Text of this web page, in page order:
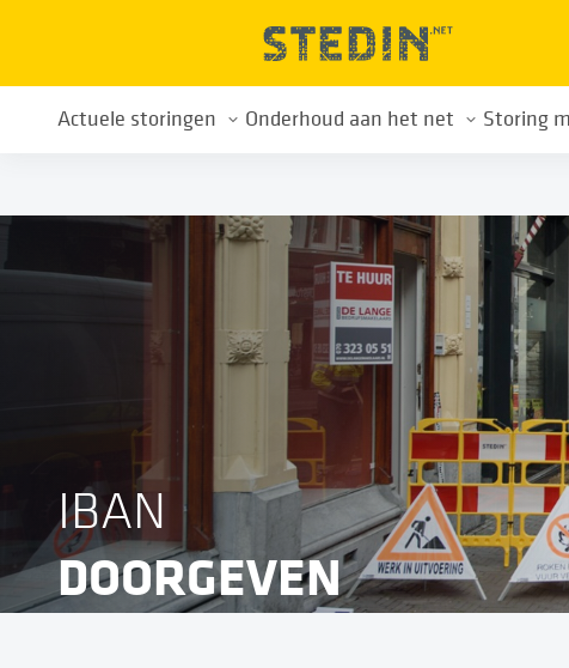
Actuele storingen
Spanningsproblemen
Storing aan de meter
Onderhoud aan het net
Tips bij onderhoud
Overzicht werkzaamheden
Storing
Meld
IBAN
DOORGEVEN